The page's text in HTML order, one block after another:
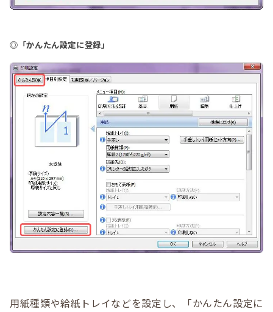
◎「かんたん設定に登録」
用紙種類や給紙トレイなどを設定し、「かんたん設定に